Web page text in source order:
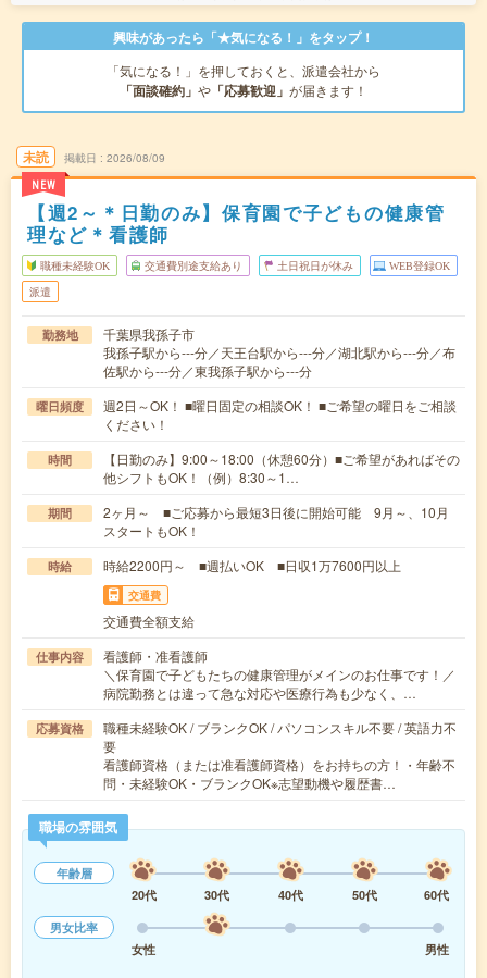
興味があったら「★気になる！」をタップ！
「気になる！」を押しておくと、派遣会社から
「面談確約」 や 「応募歓迎」 が届きます！
未読
NEW
掲載日 2026/08/09
【週2～＊日勤のみ】保育園で子どもの健康管
理など＊看護師
職種未経験OK 交通費別途支給あり 土日祝日が休み WEB登録OK
派遣
勤務地
千葉県我孫子市
我孫子駅から---分／天王台駅から---分／湖北駅から---分／布
佐駅から---分／東我孫子駅から---分
曜日頻度
週2日～OK！ ■曜日固定の相談OK！ ■ご希望の曜日をご相談
ください！
時間
【日勤のみ】9:00～18:00（休憩60分）■ご希望があればその
他シフトもOK！（例）8:30～1…
期間
2ヶ月～ ■ご応募から最短3日後に開始可能 9月～、10月
スタートもOK！
時給 時給2200円～ ■週払いOK ■日収1万7600円以上
交通費
交通費全額支給
仕事内容
看護師・准看護師
＼保育園で子どもたちの健康管理がメインのお仕事です！／
病院勤務とは違って急な対応や医療行為も少なく、…
応募資格
職種未経験OK / ブランクOK / パソコンスキル不要 / 英語力不
要
看護師資格（または准看護師資格）をお持ちの方！・年齢不
問・未経験OK・ブランクOK※志望動機や履歴書…
職場の雰囲気
年齢層
20代
30代 40代 50代
60代
男女比率
女性
男性